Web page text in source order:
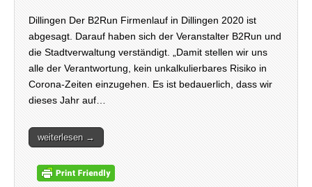
Dillingen Der B2Run Firmenlauf in Dillingen 2020 ist
abgesagt. Darauf haben sich der Veranstalter B2Run und
die Stadtverwaltung verständigt. „Damit stellen wir uns
alle der Verantwortung, kein unkalkulierbares Risiko in
Corona-Zeiten einzugehen. Es ist bedauerlich, dass wir
dieses Jahr auf…
weiterlesen →